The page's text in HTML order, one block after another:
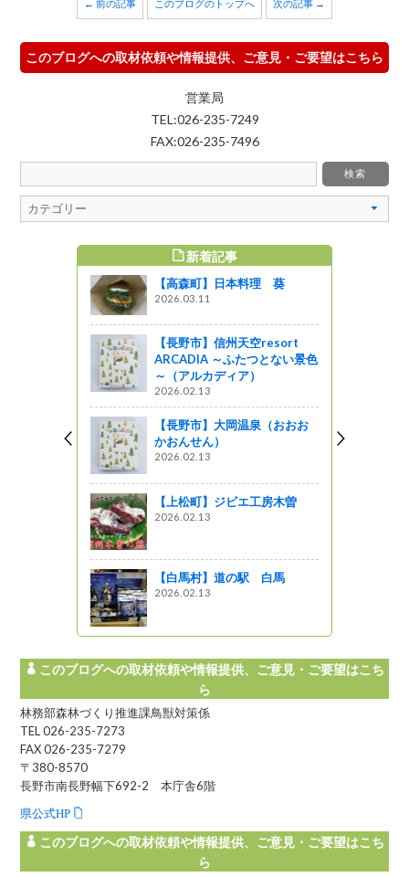
← 前の記事 このブログのトップへ 次の記事 →
このブログへの取材依頼や情報提供、ご意見・ご要望はこちら
営業局
TEL:026-235-7249
FAX:026-235-7496
新着記事
【高森町】日本料理 葵
2026.03.11
【長野市】信州天空resort
ARCADIA ～ふたつとない景色
～（アルカディア）
2026.02.13
【長野市】大岡温泉（おおお
かおんせん）
2026.02.13
【上松町】ジビエ工房木曽
2026.02.13
【白馬村】道の駅 白馬
2026.02.13
このブログへの取材依頼や情報提供、ご意見・ご要望はこち
ら
林務部森林づくり推進課鳥獣対策係
TEL 026-235-7273
FAX 026-235-7279
〒380-8570
長野市南長野幅下692-2 本庁舎6階
県公式HP
このブログへの取材依頼や情報提供、ご意見・ご要望はこち
ら